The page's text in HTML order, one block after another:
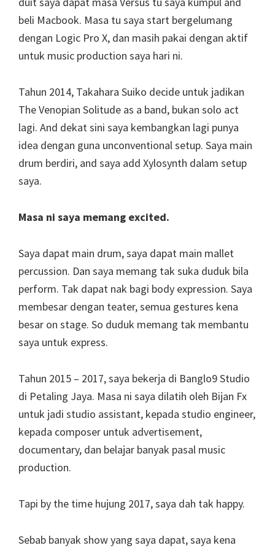
beli Macbook. Masa tu saya start bergelumang
dengan Logic Pro X, dan masih pakai dengan aktif
untuk music production saya hari ni.
Tahun 2014, Takahara Suiko decide untuk jadikan
The Venopian Solitude as a band, bukan solo act
lagi. And dekat sini saya kembangkan lagi punya
idea dengan guna unconventional setup. Saya main
drum berdiri, and saya add Xylosynth dalam setup
saya.
Masa ni saya memang excited.
Saya dapat main drum, saya dapat main mallet
percussion. Dan saya memang tak suka duduk bila
perform. Tak dapat nak bagi body expression. Saya
membesar dengan teater, semua gestures kena
besar on stage. So duduk memang tak membantu
saya untuk express.
Tahun 2015 – 2017, saya bekerja di Banglo9 Studio
di Petaling Jaya. Masa ni saya dilatih oleh Bijan Fx
untuk jadi studio assistant, kepada studio engineer,
kepada composer untuk advertisement,
documentary, dan belajar banyak pasal music
production.
Tapi by the time hujung 2017, saya dah tak happy.
Sebab banyak show yang saya dapat, saya kena